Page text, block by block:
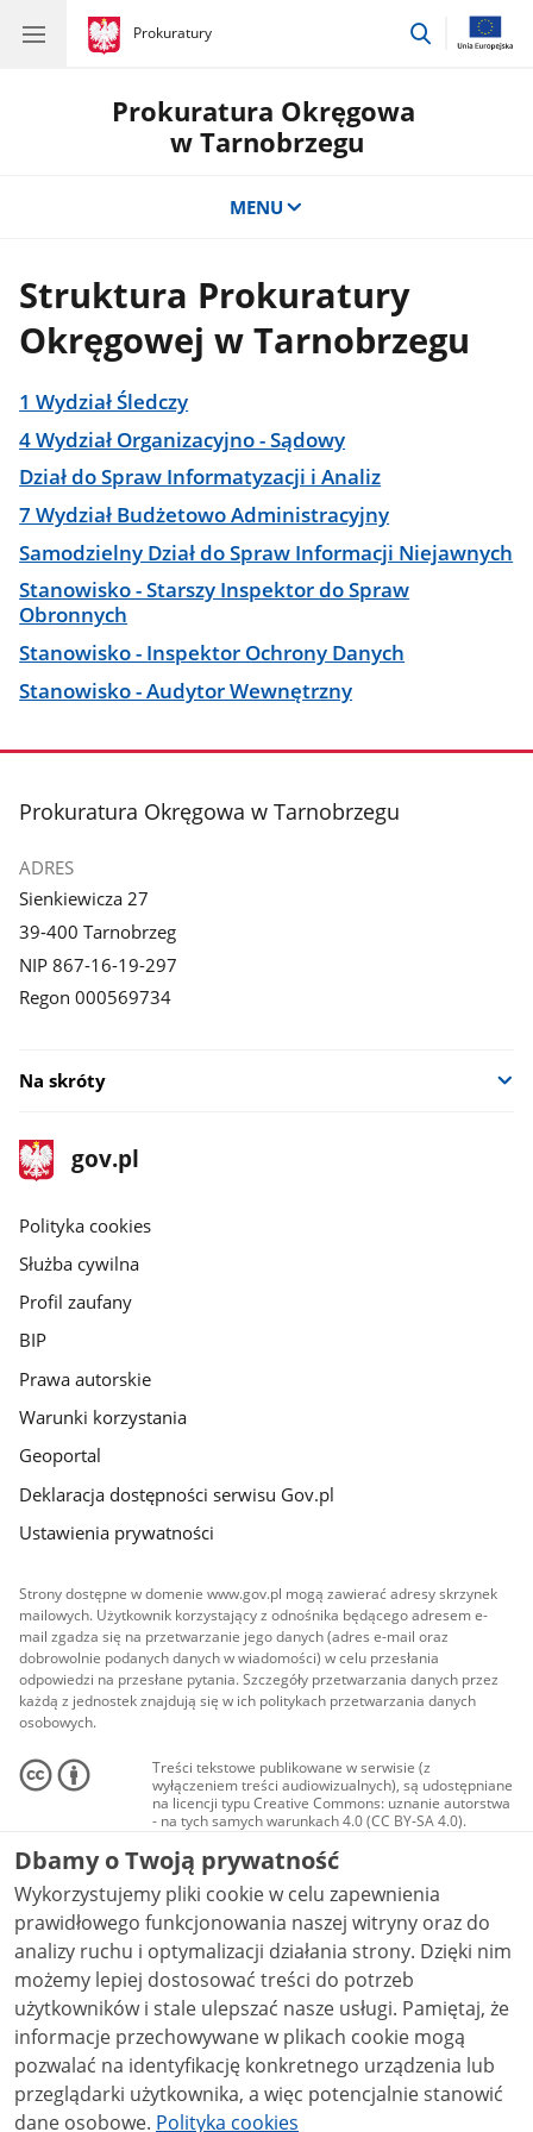
gov.pl
Prokuratury
gov.pl
Prokuratury
przejdź
Prokuratura Okręgowa
w Tarnobrzegu
MENU
Struktura Prokuratury
Okręgowej w Tarnobrzegu
1 Wydział Śledczy
4 Wydział Organizacyjno - Sądowy
Dział do Spraw Informatyzacji i Analiz
7 Wydział Budżetowo Administracyjny
Samodzielny Dział do Spraw Informacji Niejawnych
Stanowisko - Starszy Inspektor do Spraw
Obronnych
Stanowisko - Inspektor Ochrony Danych
Stanowisko - Audytor Wewnętrzny
stopka
Prokuratura Okręgowa w Tarnobrzegu
ADRES
Sienkiewicza 27
39-400 Tarnobrzeg
NIP 867-16-19-297
Regon 000569734
Na skróty
stopka
gov.pl
Strona
gov.pl
gov.pl
Polityka cookies
Służba cywilna
Profil zaufany
BIP
Prawa autorskie
Warunki korzystania
Geoportal
Deklaracja dostępności serwisu Gov.pl
Ustawienia prywatności
Strony dostępne w domenie www.gov.pl mogą zawierać adresy skrzynek
mailowych. Użytkownik korzystający z odnośnika będącego adresem e-
mail zgadza się na przetwarzanie jego danych (adres e-mail oraz
dobrowolnie podanych danych w wiadomości) w celu przesłania
odpowiedzi na przesłane pytania. Szczegóły przetwarzania danych przez
każdą z jednostek znajdują się w ich politykach przetwarzania danych
osobowych.
Treści tekstowe publikowane w serwisie (z
wyłączeniem treści audiowizualnych), są udostępniane
na licencji typu Creative Commons: uznanie autorstwa
- na tych samych warunkach 4.0 (CC BY-SA 4.0).
Materiały audiowizualne, w tym zdjęcia, materiały
audio i wideo, są udostępniane na licencji typu
Creative Commons: uznanie autorstwa użycie
niekomercyjne - bez utworów zależnych 4.0 (CC BY-
NC-ND 4.0), o ile nie jest to stwierdzone inaczej.
Dbamy o Twoją prywatność
Wykorzystujemy pliki cookie w celu zapewnienia
prawidłowego funkcjonowania naszej witryny oraz do
analizy ruchu i optymalizacji działania strony. Dzięki nim
możemy lepiej dostosować treści do potrzeb
użytkowników i stale ulepszać nasze usługi. Pamiętaj, że
informacje przechowywane w plikach cookie mogą
pozwalać na identyfikację konkretnego urządzenia lub
przeglądarki użytkownika, a więc potencjalnie stanowić
dane osobowe. Polityka cookies